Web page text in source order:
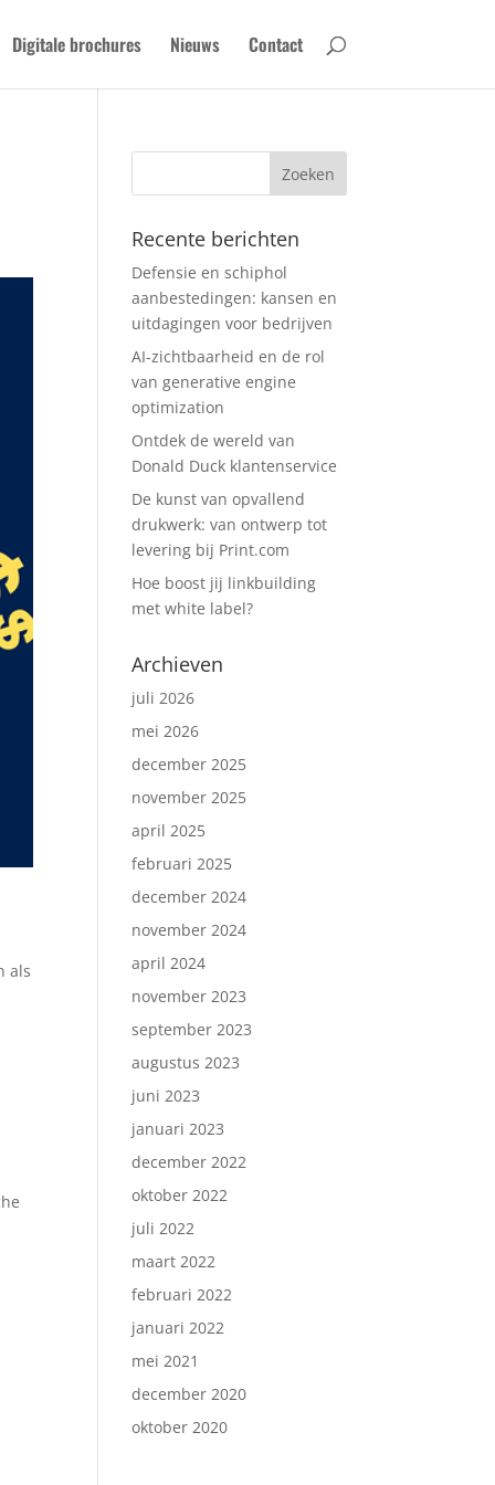
Digitale brochures Nieuws Contact
als
Recente berichten
Defensie en schiphol
aanbestedingen: kansen en
uitdagingen voor bedrijven
AI-zichtbaarheid en de rol
van generative engine
optimization
Ontdek de wereld van
Donald Duck klantenservice
De kunst van opvallend
drukwerk: van ontwerp tot
levering bij Print.com
Hoe boost jij linkbuilding
met white label?
Archieven
juli 2026
mei 2026
december 2025
november 2025
april 2025
februari 2025
december 2024
november 2024
april 2024
november 2023
september 2023
augustus 2023
juni 2023
januari 2023
december 2022
oktober 2022
juli 2022
maart 2022
februari 2022
januari 2022
mei 2021
december 2020
oktober 2020